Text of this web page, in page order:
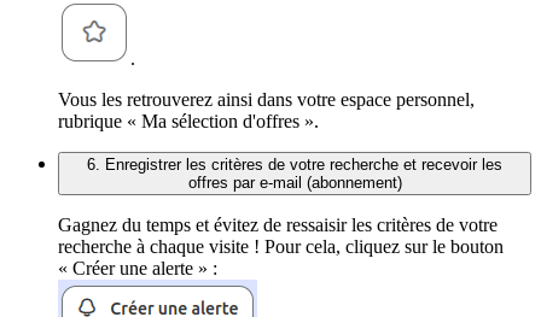
.
Vous les retrouverez ainsi dans votre espace personnel,
rubrique « Ma sélection d'offres ».
6. Enregistrer les critères de votre recherche et recevoir les
offres par e-mail (abonnement)
Gagnez du temps et évitez de ressaisir les critères de votre
recherche à chaque visite ! Pour cela, cliquez sur le bouton
« Créer une alerte » :